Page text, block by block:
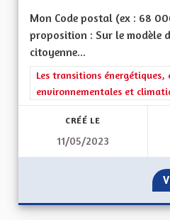
Mon Code postal (ex : 68
proposition : Sur le modèle
citoyenne...
Filtrer les résultats de la
Les transitions énergétiques,
environnementales et
CRÉÉ LE
11/05/2023